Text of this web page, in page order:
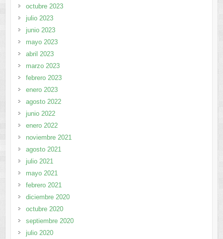
octubre 2023
julio 2023
junio 2023
mayo 2023
abril 2023
marzo 2023
febrero 2023
enero 2023
agosto 2022
junio 2022
enero 2022
noviembre 2021
agosto 2021
julio 2021
mayo 2021
febrero 2021
diciembre 2020
octubre 2020
septiembre 2020
julio 2020